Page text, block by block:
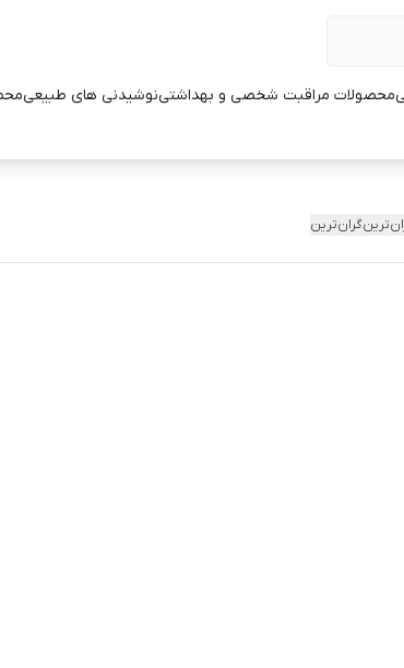
محصولات مراقبت شخصی و بهداشتینوشیدنی های طبیعی
گران‌ترین